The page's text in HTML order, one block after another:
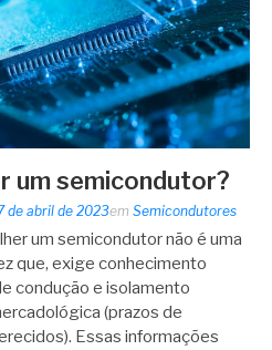
um semicondutor?
de abril de 2023em Semicondutores
um semicondutor não é uma
que, exige conhecimento
condução e isolamento
(prazos de
Essas informações